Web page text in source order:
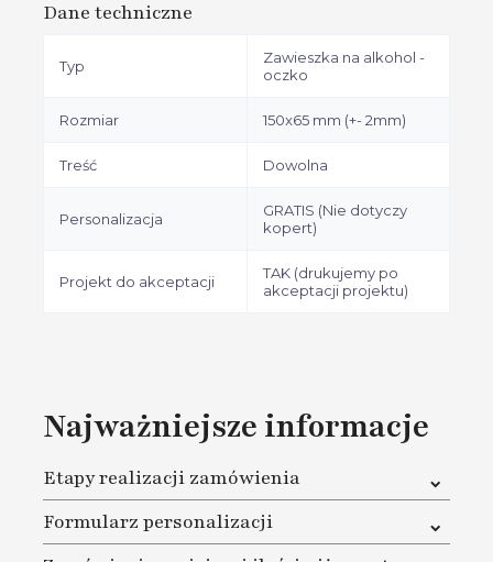
Dane techniczne
Typ
Zawieszka na alkohol -
oczko
Rozmiar 150x65 mm (+- 2mm)
Treść Dowolna
Personalizacja
GRATIS (Nie dotyczy
kopert)
Projekt do akceptacji
TAK (drukujemy po
akceptacji projektu)
Najważniejsze informacje
Etapy realizacji zamówienia
1. W pierwszej kolejności musisz dokonać zakupu na
naszej stronie oraz dokonać płatności za zamówienie
2. Na karcie produktu pod przyciskiem Dodaj do koszyka
Formularz personalizacji
W cenie masz pełną personalizację. Gdy już zamówisz,